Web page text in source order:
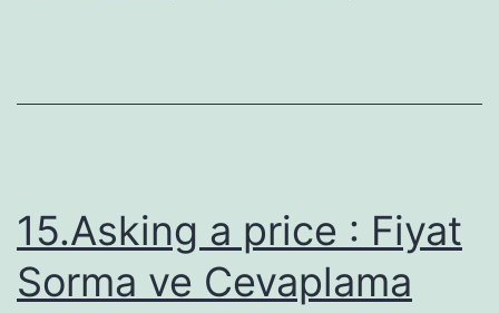
15.Asking a price : Fiyat
Sorma ve Cevaplama